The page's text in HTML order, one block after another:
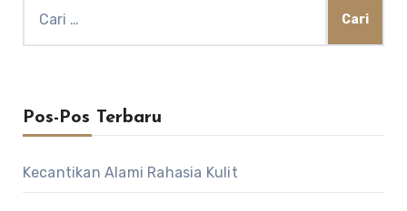
Pos-Pos Terbaru
Kecantikan Alami Rahasia Kulit